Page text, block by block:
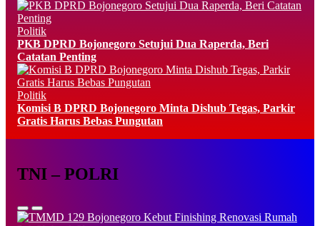
Politik
PKB DPRD Bojonegoro Setujui Dua Raperda, Beri
Catatan Penting
Politik
Komisi B DPRD Bojonegoro Minta Dishub Tegas, Parkir
Gratis Harus Bebas Pungutan
TNI – POLRI